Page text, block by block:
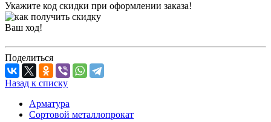
Укажите код скидки при оформлении заказа!
Ваш ход!
Поделиться
Назад к списку
Арматура
Сортовой металлопрокат